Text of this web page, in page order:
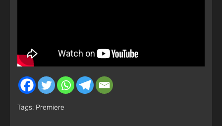
Tags: Premiere